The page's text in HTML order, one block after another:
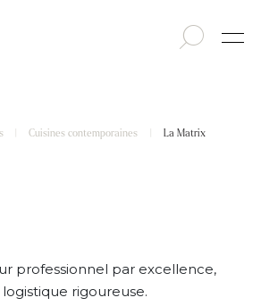
Cuisines contemporaines La Matrix
professionnel par excellence,
rigoureuse.